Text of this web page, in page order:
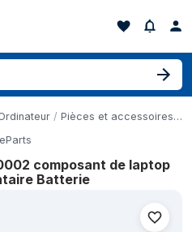
Pièces et accessoires pour ordinateurs portables
composant de laptop
Batterie
MBXTO-BA0002
Date